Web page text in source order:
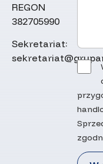
REGON
382705990
Sekretariat: